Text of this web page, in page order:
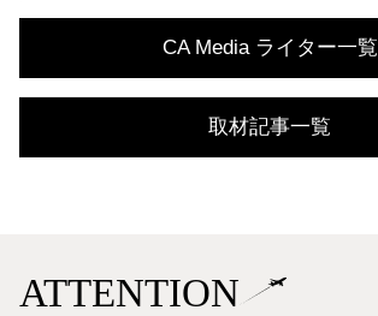
CA Media ライター一覧
取材記事一覧
ATTENTION